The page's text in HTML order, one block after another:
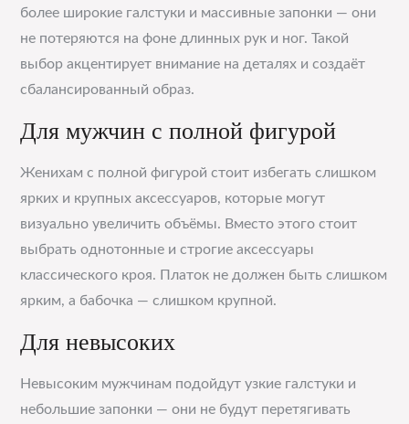
более широкие галстуки и массивные запонки — они
не потеряются на фоне длинных рук и ног. Такой
выбор акцентирует внимание на деталях и создаёт
сбалансированный образ.
Для мужчин с полной фигурой
Женихам с полной фигурой стоит избегать слишком
ярких и крупных аксессуаров, которые могут
визуально увеличить объёмы. Вместо этого стоит
выбрать однотонные и строгие аксессуары
классического кроя. Платок не должен быть слишком
ярким, а бабочка — слишком крупной.
Для невысоких
Невысоким мужчинам подойдут узкие галстуки и
небольшие запонки — они не будут перетягивать